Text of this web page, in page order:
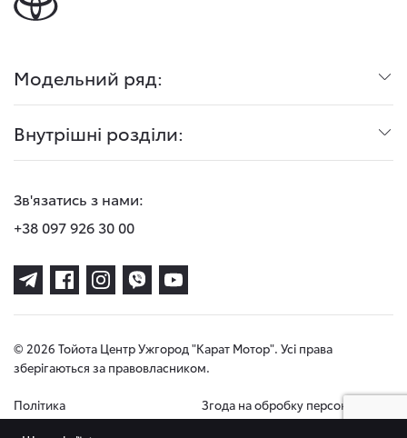
Модельний ряд:
Внутрішні розділи:
Зв'язатись з нами:
+38 097 926 30 00
© 2026 Тойота Центр Ужгород "Карат Мотор". Усі права
зберігаються за правовласником.
Політика
конфіденційності
Згода на обробку персональних
даних